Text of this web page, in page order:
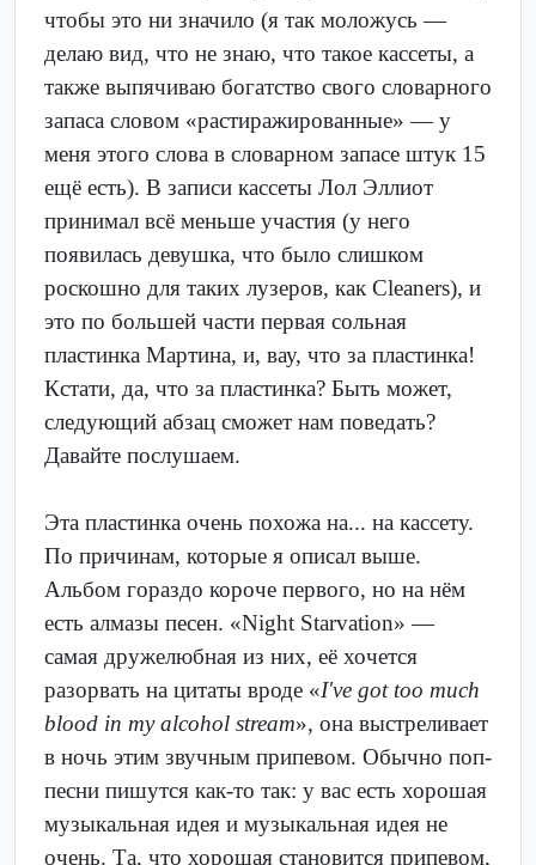
чтобы это ни значило (я так моложусь —
делаю вид, что не знаю, что такое кассеты, а
также выпячиваю богатство свого словарного
запаса словом «растиражированные» — у
меня этого слова в словарном запасе штук 15
ещё есть). В записи кассеты Лол Эллиот
принимал всё меньше участия (у него
появилась девушка, что было слишком
роскошно для таких лузеров, как Cleaners), и
это по большей части первая сольная
пластинка Мартина, и, вау, что за пластинка!
Кстати, да, что за пластинка? Быть может,
следующий абзац сможет нам поведать?
Давайте послушаем.
Эта пластинка очень похожа на... на кассету.
По причинам, которые я описал выше.
Альбом гораздо короче первого, но на нём
есть алмазы песен. «Night Starvation» —
самая дружелюбная из них, её хочется
разорвать на цитаты вроде «I've got too much
blood in my alcohol stream», она выстреливает
в ночь этим звучным припевом. Обычно поп-
песни пишутся как-то так: у вас есть хорошая
музыкальная идея и музыкальная идея не
очень. Та, что хорошая становится припевом,